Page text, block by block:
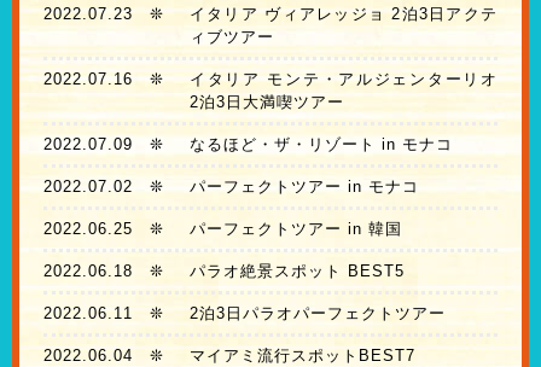
2022.07.23❊
イタリア ヴィアレッジョ 2泊3日アクテ
ィブツアー
2022.07.16❊
イタリア モンテ・アルジェンターリオ
2泊3日大満喫ツアー
2022.07.09 ❊ なるほど・ザ・リゾート in モナコ
2022.07.02 ❊ パーフェクトツアー in モナコ
2022.06.25 ❊ パーフェクトツアー in 韓国
2022.06.18 ❊ パラオ絶景スポット BEST5
2022.06.11 ❊ 2泊3日パラオパーフェクトツアー
2022.06.04 ❊ マイアミ流行スポットBEST7